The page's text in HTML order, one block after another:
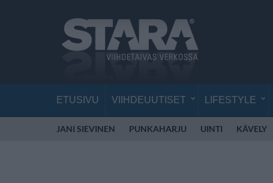
ETUSIVU VIIHDEUUTISET LIFESTYLE
JANI SIEVINEN PUNKAHARJU UINTI KÄVELY